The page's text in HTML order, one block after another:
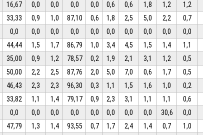
16,67 0,0 0,0 0,0 0,0 0,6 0,6 1,8 1,2 1,2
33,33 0,9 1,0 87,10 0,6 1,8 2,5 5,0 2,2 0,7
0,0 0,0 0,0 0,0 0,0 0,0 0,0 0,0 0,0 0,0
44,44 1,5 1,7 86,79 1,0 3,4 4,5 1,5 1,4 1,1
35,00 0,9 1,2 78,57 0,2 1,9 2,1 3,1 1,2 0,5
50,00 2,2 2,5 87,76 2,0 5,0 7,0 0,6 1,7 0,5
46,43 2,3 2,3 96,30 0,3 1,1 1,5 1,6 1,0 0,2
33,82 1,1 1,4 79,17 0,9 2,3 3,1 1,1 1,1 0,6
0,0 0,0 0,0 0,0 0,0 0,0 0,0 0,0 30,6 0,0
47,79 1,3 1,4 93,55 0,7 1,7 2,4 1,4 0,7 1,0